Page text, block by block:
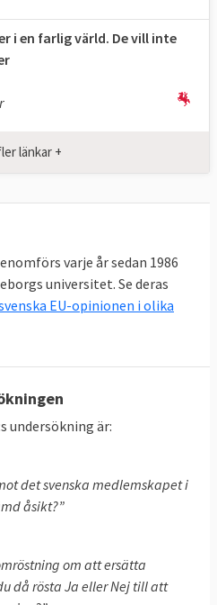
i en farlig värld. De vill inte
länkar +
varje år sedan 1986
universitet. Se deras
EU-opinionen i olika
undersökning är:
det svenska medlemskapet i
åsikt?”
om att ersätta
då rösta Ja eller Nej till att